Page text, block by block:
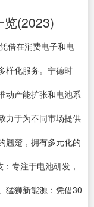
览(2023)
借在消费电子和电
样化服务。宁德时
动产能扩张和电池系
力于为不同市场提供
翘楚，拥有多元化的
专注于电池研发，
猛狮新能源：凭借30